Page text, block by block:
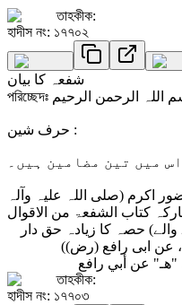
তাহকীক:
হাদীস নং: ১৭৭০২
شفعہ کا بیان
حرف شین :
اس میں تین مضامین ہیں۔
اکرم (صلی اللہ علیہ وآلہ
والے) حصہ کا زیادہ حق دار
، عن ابی رافع (رض))
তাহকীক:
হাদীস নং: ১৭৭০৩